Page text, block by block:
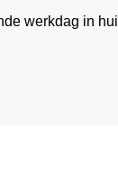
werkdag in